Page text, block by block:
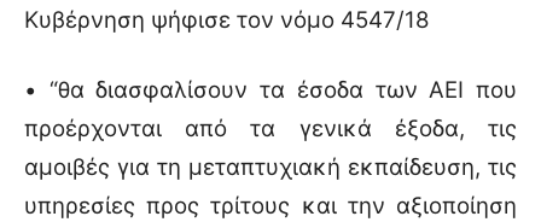
Κυβέρνηση ψήφισε τον νόμο 4547/18
• “θα διασφαλίσουν τα έσοδα των ΑΕΙ που
προέρχονται από τα γενικά έξοδα, τις
αμοιβές για τη μεταπτυχιακή εκπαίδευση, τις
υπηρεσίες προς τρίτους και την αξιοποίηση